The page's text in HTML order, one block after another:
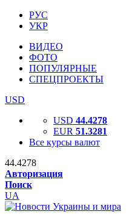
РУС
УКР
ВИДЕО
ФОТО
ПОПУЛЯРНЫЕ
СПЕЦПРОЕКТЫ
USD
USD 44.4278
EUR 51.3281
Все курсы валют
44.4278
Авторизация
Поиск
UA